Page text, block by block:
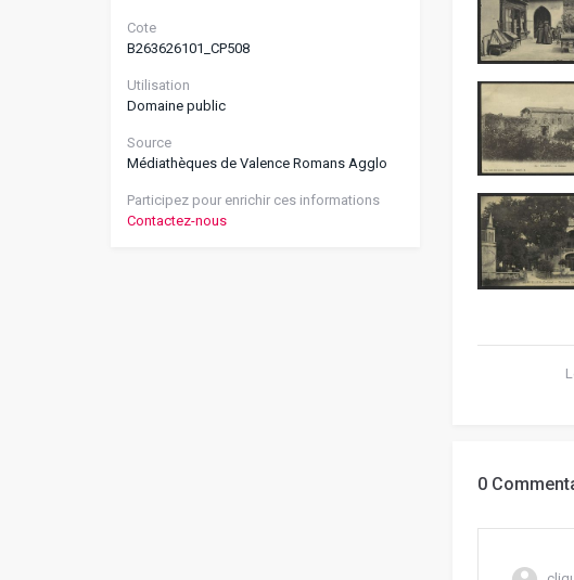
Cote
B263626101_CP508
Utilisation
Domaine public
Source
Médiathèques de Valence Romans Agglo
Participez pour enrichir ces informations
Contactez-nous
0